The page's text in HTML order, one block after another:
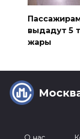
выдадут 5
жары